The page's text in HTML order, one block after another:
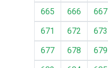
665
666 667
671
672 673
677
678 679